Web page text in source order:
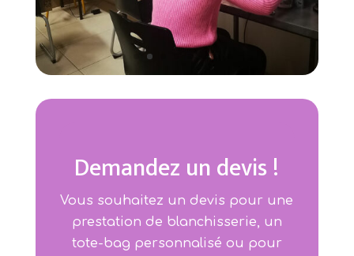
Demandez un devis !
Vous souhaitez un devis pour une
prestation de blanchisserie, un
tote-bag personnalisé ou pour